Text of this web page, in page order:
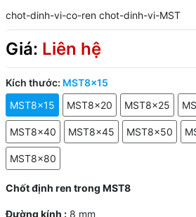
chot-dinh-vi-co-ren chot-dinh-vi-MST
Giá: Liên hệ
Kích thước: MST8x15
MST8x15
MST8x20 MST8x25
MST8x40 MST8x45 MST8x50
MST8x80
Chốt định ren trong MST8
Đường kính :8 mm